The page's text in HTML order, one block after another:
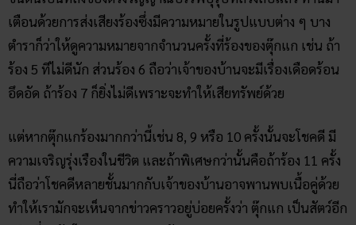
ความเจริญรุ่งเรืองในชีวิต และถ้าพิเศษกว่านั้นคือถ้าร้อง 11 ครั้ง
นี่ถือว่าโชคดีหลายชั้นมากกับเจ้าของบ้านอาจพานพบเนื้อคู่ด้วย
ทำให้เรามักจะเห็นจากข่าวคราวอยู่บ่อยครั้งว่า ตุ๊กแก เป็นสัตว์อีก
ชนิดที่พารับโชคถูกหวยถูกรางวัล
สรุป
ถึงแม้คนยุคใหม่อย่างเรา ๆ จะถูกสอนให้คิดตามแนววิทยาศาสตร์
ด้วยหลักเหตุและผล ไม่ให้หลงงมงายหรือเชื่อในแบบเดิม ๆ แต่
กระนั้นในโลกใบนี้ ก็ยังมีสิ่งต่าง ๆ อีกมากมายที่ยังหาเหตุผลมาร